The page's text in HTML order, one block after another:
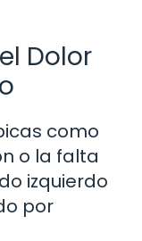
Dolor
como
o la falta
izquierdo
por